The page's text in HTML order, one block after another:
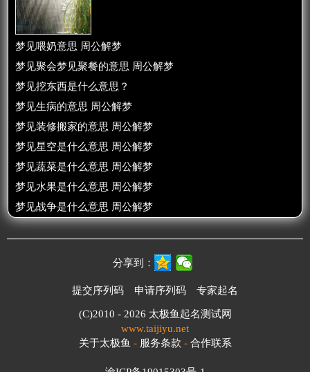
梦见喂奶意思 周公解梦
梦见聚会梦见聚餐的意思 周公解梦
梦见挖东西是什么意思？
梦见生病的意思 周公解梦
梦见装修搬家的意思 周公解梦
梦见星空是什么意思 周公解梦
梦见蔬菜是什么意思 周公解梦
梦见水果是什么意思 周公解梦
梦见战争是什么意思 周公解梦
分享到：
提交序列码 申请序列码 专家起名
(C)2010 - 2026 太极鱼起名测试网
www.taijiyu.net
关于太极鱼 - 服务条款 - 合作联系